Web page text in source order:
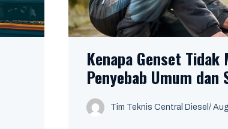
Kenapa Genset Tidak
Penyebab Umum dan
Tim Teknis Central Diesel /